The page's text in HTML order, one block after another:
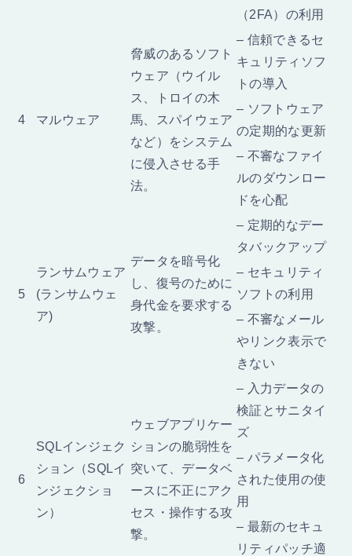
（2FA）の利用
4 マルウェア
脅威のあるソフト
ウェア（ウイル
ス、トロイの木
馬、スパイウェア
など）をシステム
に侵入させる手
法。
– 信頼できるセ
キュリティソフ
トの導入
– ソフトウェア
の定期的な更新
– 不審なファイ
ルのダウンロー
ドを心配
5
ランサムウェア
(ランサムウェ
ア)
データを暗号化
し、復号のために
身代金を要求する
攻撃。
– 定期的なデー
タバックアップ
– セキュリティ
ソフトの利用
– 不審なメール
やリンク表示で
きない
6
SQLインジェク
ション（SQLイ
ンジェクショ
ン）
ウェブアプリケー
ションの脆弱性を
突いて、データベ
ースに不正にアク
セス・操作する攻
撃。
– 入力データの
検証とサニタイ
ズ
– パラメータ化
された使用の使
用
– 最新のセキュ
リティパッチ適